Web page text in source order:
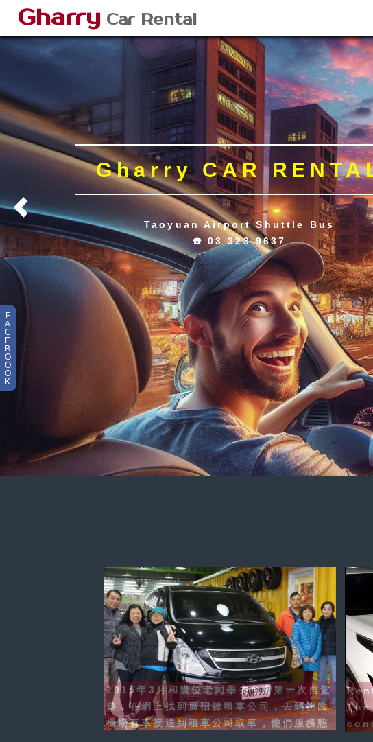
Gharry Car Rental
Gharry CAR
Taoyuan Airport Shuttle Bus
☎️ 03 323 9637
廣招來租車，服務人員非常貼心，來回機埸
接送服務，旅行資料介绍。而車子很新，很
整潆，下次再來，—定要再租！
剛剛
這是
馬上
F
A
C
E
B
O
O
O
K